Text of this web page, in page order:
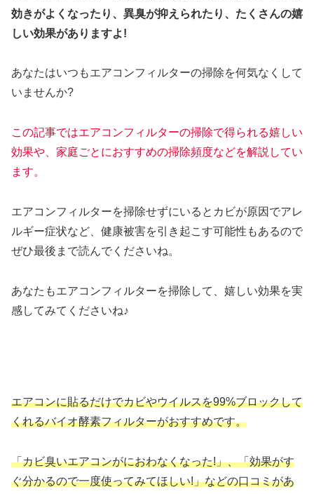
効きがよくなったり、異臭が抑えられたり、たくさんの嬉
しい効果がありますよ!
あなたはいつもエアコンフィルターの掃除を何気なくして
いませんか?
この記事ではエアコンフィルターの掃除で得られる嬉しい
効果や、家庭ごとにおすすめの掃除頻度などを解説してい
ます。
エアコンフィルターを掃除せずにいるとカビが原因でアレ
ルギー症状など、健康被害を引き起こす可能性もあるので
ぜひ最後まで読んでくださいね。
あなたもエアコンフィルターを掃除して、嬉しい効果を実
感してみてくださいね♪
エアコンに貼るだけでカビやウイルスを99%ブロックして
くれるバイオ酵素フィルターがおすすめです。
「カビ臭いエアコンがにおわなくなった!」、「効果がす
ぐ分かるので一度使ってみてほしい!」などの口コミがあ